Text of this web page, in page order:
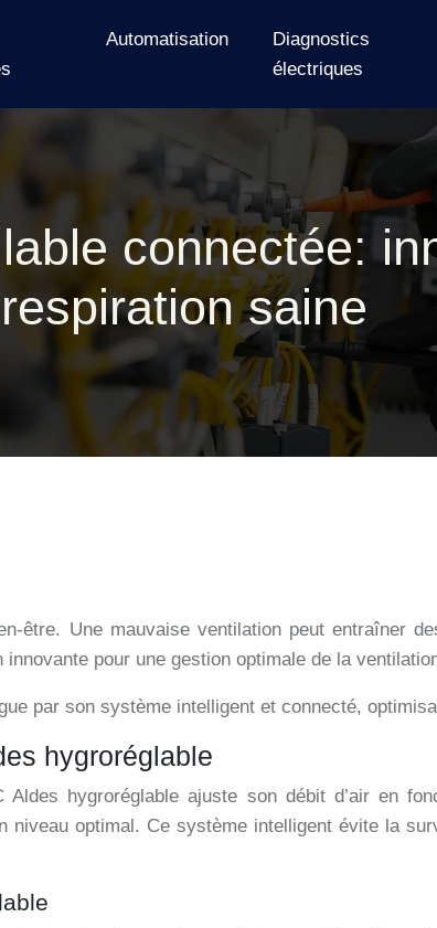
Automatisation
Diagnostics
électriques
connectée:
respiration saine
être. Une mauvaise ventilation peut entraîner
pour une gestion optimale de la
par son système intelligent et connecté,
hygroréglable
hygroréglable ajuste son débit d’air en
niveau optimal. Ce système intelligent évite la